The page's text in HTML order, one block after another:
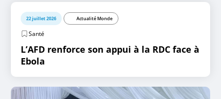
22 juillet 2026 Actualité Monde
Santé
L’AFD renforce son appui à la RDC face à
Ebola